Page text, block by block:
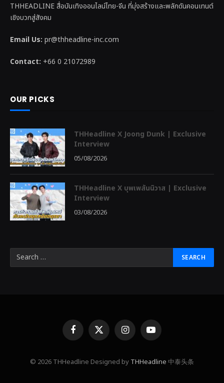
THHEADLINE สื่อบันเทิงออนไลน์ไทย-จีน ที่มุ่งสร้างและพลักดันคอนเทนต์
เชิงบวกสู่สังคม
Email Us: pr@thheadline-inc.com
Contact: +66 0 21072989
OUR PICKS
THHeadline X Joong Dunk | Exclusive
Interview
05/08/2026
THHeadline X บุพเพสันนิวาส | Exclusive
Interview
03/08/2026
FacebookX
(Twitter)
InstagramYouTube
© 2026 THHeadline Designed by THHeadline 中泰头条